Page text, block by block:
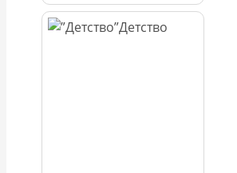
Детство